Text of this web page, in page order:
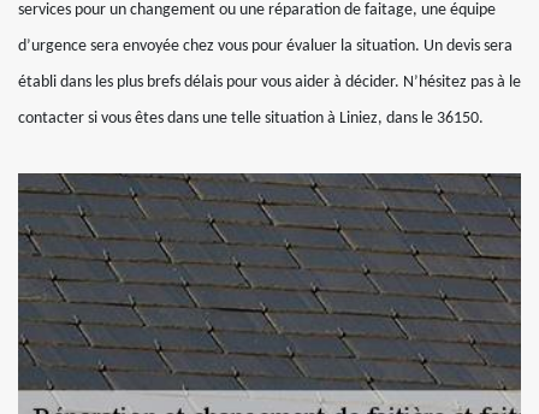
services pour un changement ou une réparation de faitage, une équipe
d’urgence sera envoyée chez vous pour évaluer la situation. Un devis sera
établi dans les plus brefs délais pour vous aider à décider. N’hésitez pas à le
contacter si vous êtes dans une telle situation à Liniez, dans le 36150.